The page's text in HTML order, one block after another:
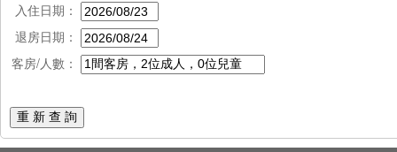
入住日期：
退房日期：
客房/人數：
重 新 查 詢